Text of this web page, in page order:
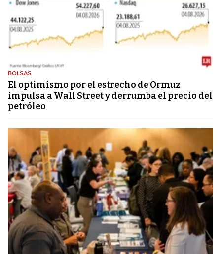
BOLSAS
El optimismo por el estrecho de Ormuz
impulsa a Wall Street y derrumba el precio del
petróleo